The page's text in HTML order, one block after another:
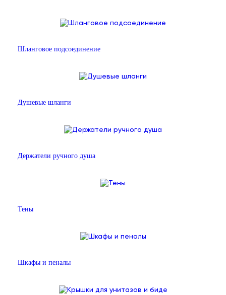
Шланговое подсоединение
Душевые шланги
Держатели ручного душа
Тены
Шкафы и пеналы